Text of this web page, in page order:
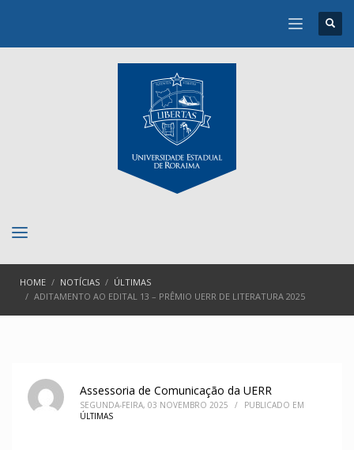
HOME NOTÍCIAS
ÚLTIMAS
ADITAMENTO AO EDITAL 13 – PRÊMIO UERR DE LITERATURA 2025
Assessoria de Comunicação da UERR
SEGUNDA-FEIRA, 03 NOVEMBRO 2025 /
PUBLICADO EM
ÚLTIMAS